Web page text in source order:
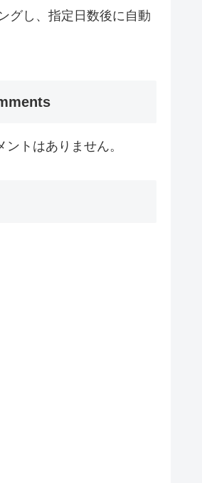
グし、指定日数後に自動
トはありません。